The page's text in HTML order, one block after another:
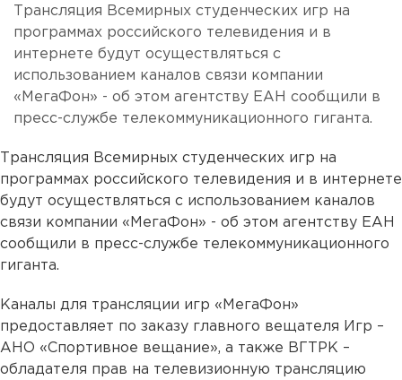
Трансляция Всемирных студенческих игр на
программах российского телевидения и в
интернете будут осуществляться с
использованием каналов связи компании
«МегаФон» - об этом агентству ЕАН сообщили в
пресс-службе телекоммуникационного гиганта.
Трансляция Всемирных студенческих игр на
программах российского телевидения и в интернете
будут осуществляться с использованием каналов
связи компании «МегаФон» - об этом агентству ЕАН
сообщили в пресс-службе телекоммуникационного
гиганта.
Каналы для трансляции игр «МегаФон»
предоставляет по заказу главного вещателя Игр –
АНО «Спортивное вещание», а также ВГТРК –
обладателя прав на телевизионную трансляцию